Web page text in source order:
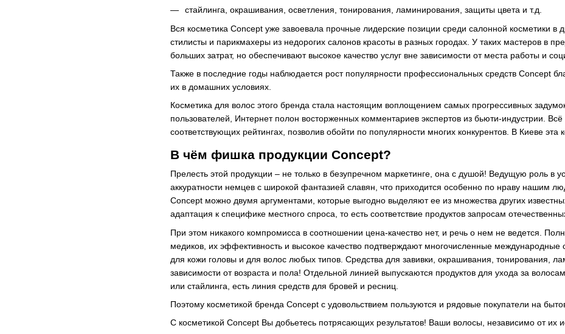
стайлинга, окрашивания, осветления, тонирования, ламинирования, защиты цвета и т.д.
Вся косметика Concept уже завоевала прочные лидерские позиции среди салонной косметики
стилисты и парикмахеры из недорогих салонов красоты в разных городах. У таких мастеров в
больших затрат, но обеспечивают высокое качество услуг вне зависимости от места работы и
Также в последние годы наблюдается рост популярности профессиональных средств Concept
их в домашних условиях.
Косметика для волос этого бренда стала настоящим воплощением самых прогрессивных
пользователей, Интернет полон восторженных комментариев экспертов из бьюти-индустрии.
соответствующих рейтингах, позволив обойти по популярности многих конкурентов. В Киеве
В чём фишка продукции Concept?
Прелесть этой продукции – не только в безупречном маркетинге, она с душой! Ведущую роль в
аккуратности немцев с широкой фантазией славян, что приходится особенно по нраву нашим
Concept можно двумя аргументами, которые выгодно выделяют ее из множества других
адаптация к специфике местного спроса, то есть соответствие продуктов запросам
При этом никакого компромисса в соотношении цена-качество нет, и речь о нем не ведется.
медиков, их эффективность и высокое качество подтверждают многочисленные
для кожи головы и для волос любых типов. Средства для завивки, окрашивания, тонирования,
зависимости от возраста и пола! Отдельной линией выпускаются продуктов для ухода за
или стайлинга, есть линия средств для бровей и ресниц.
Поэтому косметикой бренда Concept с удовольствием пользуются и рядовые покупатели на
С косметикой Concept Вы добьетесь потрясающих результатов! Ваши волосы, независимо от их